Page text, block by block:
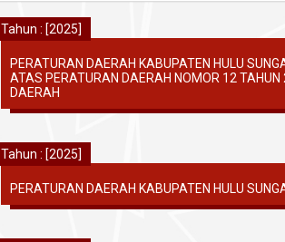
Tahun : [2025]
PERATURAN DAERAH KABUPATEN HULU
ATAS PERATURAN DAERAH NOMOR 12
DAERAH
Tahun : [2025]
PERATURAN DAERAH KABUPATEN HULU